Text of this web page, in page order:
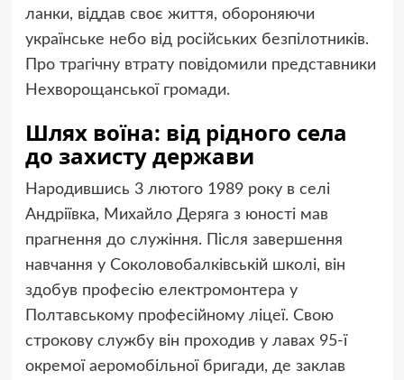
ланки, віддав своє життя, обороняючи
українське небо від російських безпілотників.
Про трагічну втрату повідомили представники
Нехворощанської громади.
Шлях воїна: від рідного села
до захисту держави
Народившись 3 лютого 1989 року в селі
Андріївка, Михайло Деряга з юності мав
прагнення до служіння. Після завершення
навчання у Соколовобалківській школі, він
здобув професію електромонтера у
Полтавському професійному ліцеї. Свою
строкову службу він проходив у лавах 95-ї
окремої аеромобільної бригади, де заклав